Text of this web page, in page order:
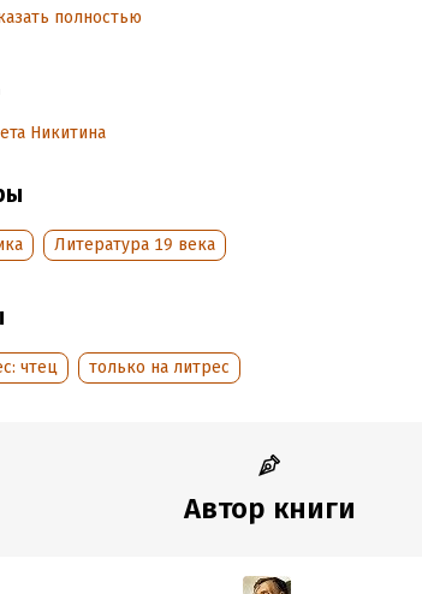
дремавшие силы России и заставила ее
информация
полностью
Никитина
Литература 19 века
чтец только на литрес
Автор книги